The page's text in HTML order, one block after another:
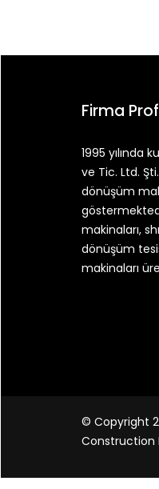
Firma
1995 yılında
ve Tic. Ltd.
dönüşüm
makinaları,
dönüşüm
makinaları
© Copyright
Construction